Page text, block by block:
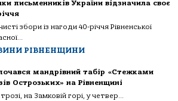
письменників України відзначила своє
збори із нагоди 40-річчя Рівненської
РІВНЕНЩИНИ
мандрівний табір «Стежками
Острозьких» на Рівненщині
на Замковій горі, у четвер...